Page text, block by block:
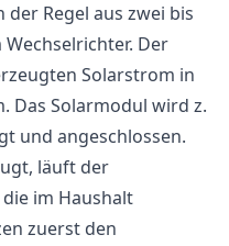
Regel aus zwei bis
Der
Solarstrom in
Das Solarmodul wird z.
und angeschlossen.
läuft der
im Haushalt
zuerst den